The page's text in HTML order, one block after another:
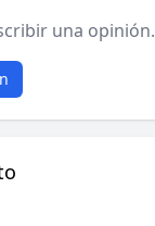
una opinión.